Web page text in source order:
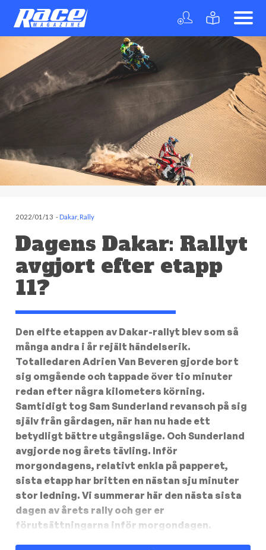
2022/01/13 -Dakar, Rally
Dagens Dakar: Rallyt
avgjort efter etapp
11?
Den elfte etappen av Dakar-rallyt blev som så
många andra i år rejält händelserik.
Totalledaren Adrien Van Beveren gjorde bort
sig omgående och tappade över tio minuter
redan efter några kilometers körning.
Samtidigt tog Sam Sunderland revansch på sig
själv från gårdagen, när han nu hade ett
betydligt bättre utgångsläge. Och Sunderland
avgjorde nog årets tävling. Inför
morgondagens, relativt enkla på papperet,
sista etapp har britten en nästan sju minuter
stor ledning. Vi summerar här den nästa sista
dagen av årets rally och ger er
förutsättningarna inför morgondagen.